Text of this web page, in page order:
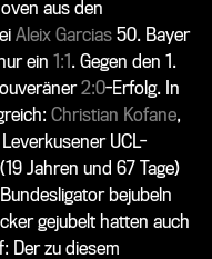
aus den
Aleix Garcias 50. Bayer
ein 1:1. Gegen den 1.
2:0-Erfolg. In
Christian Kofane,
UCL-
Jahren und 67 Tage)
bejubeln
gejubelt hatten auch
Der zu diesem